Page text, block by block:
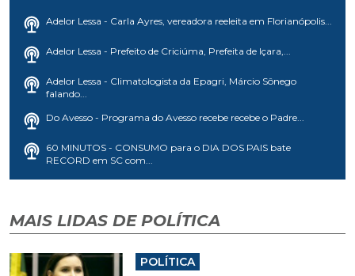
Adelor Lessa - Carla Ayres, vereadora reeleita em Florianópolis...
Adelor Lessa - Prefeito de Criciúma, Prefeita de Içara,...
Adelor Lessa - Climatologista da Epagri, Márcio Sônego
falando...
Do Avesso - Programa do Avesso recebe recebe o Padre...
60 MINUTOS - CONSUMO para o DIA DOS PAIS bate
RECORD em SC com...
MAIS LIDAS DE POLÍTICA
POLÍTICA